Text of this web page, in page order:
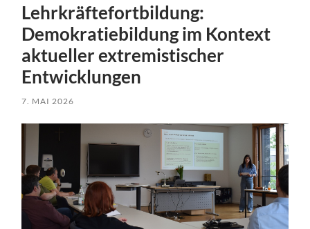
Lehrkräftefortbildung:
Demokratiebildung im Kontext
aktueller extremistischer
Entwicklungen
7. MAI 2026